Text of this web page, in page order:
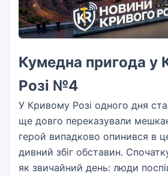
Кумедна пригода у
Розі №4
У Кривому Розі одного дня
ще довго переказували
герой випадково опинився в
дивний збіг обставин.
як звичайний день: люди